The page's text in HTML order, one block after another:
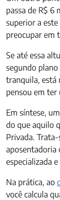
passa de R$ 6
superior a
preocupar em
Se até essa
segundo
tranquila, está
pensou em ter
Em síntese,
do que aquilo
Privada.
aposentadoria
especializada
Na prática, ao
você calcula